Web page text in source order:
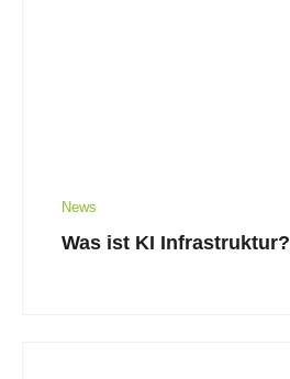
News
Was ist KI Infrastruktur?